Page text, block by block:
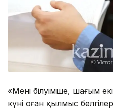
«Менің білуімше, шағым
күні оған қылмыс